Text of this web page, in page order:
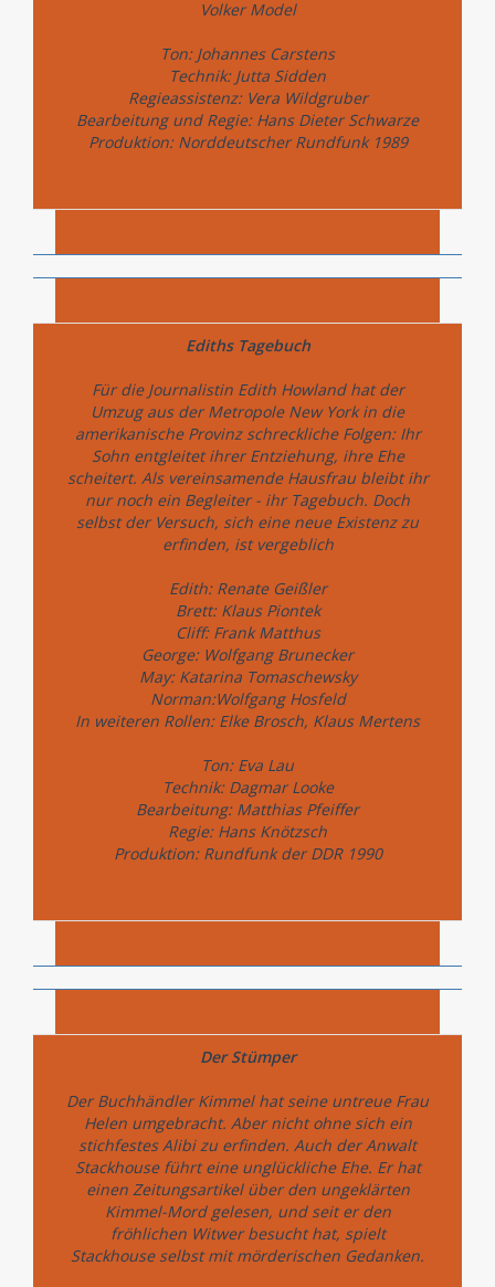
Volker Model
Ton: Johannes Carstens
Technik: Jutta Sidden
Regieassistenz: Vera Wildgruber
Bearbeitung und Regie: Hans Dieter Schwarze
Produktion: Norddeutscher Rundfunk 1989
Ediths Tagebuch
Für die Journalistin Edith Howland hat der
Umzug aus der Metropole New York in die
amerikanische Provinz schreckliche Folgen: Ihr
Sohn entgleitet ihrer Entziehung, ihre Ehe
scheitert. Als vereinsamende Hausfrau bleibt ihr
nur noch ein Begleiter - ihr Tagebuch. Doch
selbst der Versuch, sich eine neue Existenz zu
erfinden, ist vergeblich
Edith: Renate Geißler
Brett: Klaus Piontek
Cliff: Frank Matthus
George: Wolfgang Brunecker
May: Katarina Tomaschewsky
Norman:Wolfgang Hosfeld
In weiteren Rollen: Elke Brosch, Klaus Mertens
Ton: Eva Lau
Technik: Dagmar Looke
Bearbeitung: Matthias Pfeiffer
Regie: Hans Knötzsch
Produktion: Rundfunk der DDR 1990
Der Stümper
Der Buchhändler Kimmel hat seine untreue Frau
Helen umgebracht. Aber nicht ohne sich ein
stichfestes Alibi zu erfinden. Auch der Anwalt
Stackhouse führt eine unglückliche Ehe. Er hat
einen Zeitungsartikel über den ungeklärten
Kimmel-Mord gelesen, und seit er den
fröhlichen Witwer besucht hat, spielt
Stackhouse selbst mit mörderischen Gedanken.